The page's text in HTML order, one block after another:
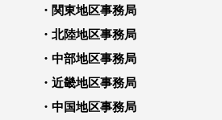
関東地区事務局
北陸地区事務局
中部地区事務局
近畿地区事務局
中国地区事務局